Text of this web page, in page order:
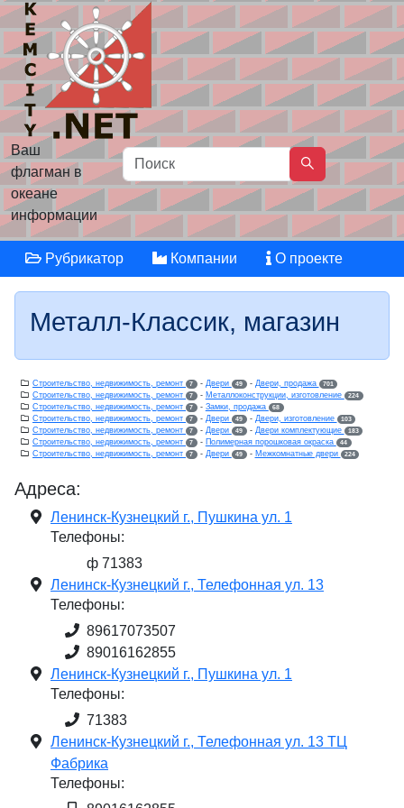
Ваш
флагман в
океане
информации
Рубрикатор Компании О проекте
Металл-Классик, магазин
Строительство, недвижимость, ремонт 7 - Двери 49 - Двери, продажа 701
Строительство, недвижимость, ремонт 7 - Металлоконструкции, изготовление 224
Строительство, недвижимость, ремонт 7 - Замки, продажа 68
Строительство, недвижимость, ремонт 7 - Двери 49 - Двери, изготовление 103
Строительство, недвижимость, ремонт 7 - Двери 49 - Двери комплектующие 183
Строительство, недвижимость, ремонт 7 - Полимерная порошковая окраска 44
Строительство, недвижимость, ремонт 7 - Двери 49 - Межкомнатные двери 224
Адреса:
Ленинск-Кузнецкий г., Пушкина ул. 1
Телефоны:
ф 71383
Ленинск-Кузнецкий г., Телефонная ул. 13
Телефоны:
89617073507
89016162855
Ленинск-Кузнецкий г., Пушкина ул. 1
Телефоны:
71383
Ленинск-Кузнецкий г., Телефонная ул. 13 ТЦ
Фабрика
Телефоны: